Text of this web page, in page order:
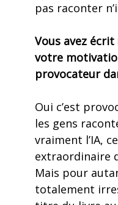
pas raconter
Vous avez
votre
provocateur
Oui c’est
les gens
vraiment l’IA,
extraordinaire
Mais pour
totalement